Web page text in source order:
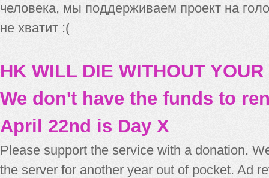
человека, мы поддерживаем проект на
не хватит :(
HK WILL DIE WITHOUT
We don't have the funds to
April 22nd is Day X
Please support the service with a donation.
the server for another year out of pocket. Ad